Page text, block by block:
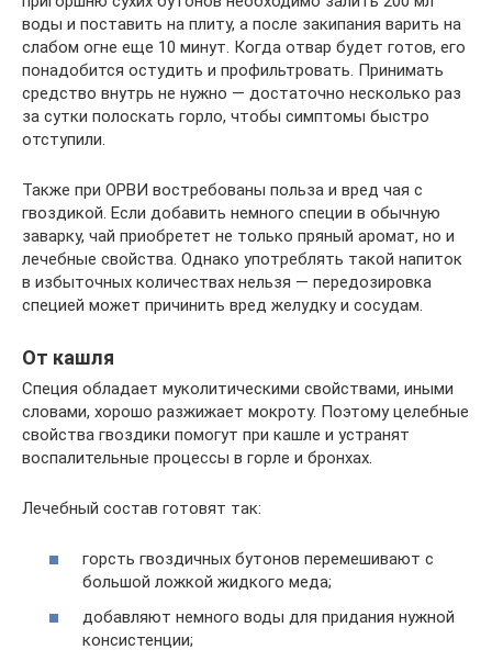
воды и поставить на плиту, а после закипания варить на
слабом огне еще 10 минут. Когда отвар будет готов, его
понадобится остудить и профильтровать. Принимать
средство внутрь не нужно — достаточно несколько раз
за сутки полоскать горло, чтобы симптомы быстро
отступили.
Также при ОРВИ востребованы польза и вред чая с
гвоздикой. Если добавить немного специи в обычную
заварку, чай приобретет не только пряный аромат, но и
лечебные свойства. Однако употреблять такой напиток
в избыточных количествах нельзя — передозировка
специей может причинить вред желудку и сосудам.
От кашля
Специя обладает муколитическими свойствами, иными
словами, хорошо разжижает мокроту. Поэтому целебные
свойства гвоздики помогут при кашле и устранят
воспалительные процессы в горле и бронхах.
Лечебный состав готовят так:
горсть гвоздичных бутонов перемешивают с
большой ложкой жидкого меда;
добавляют немного воды для придания нужной
консистенции;